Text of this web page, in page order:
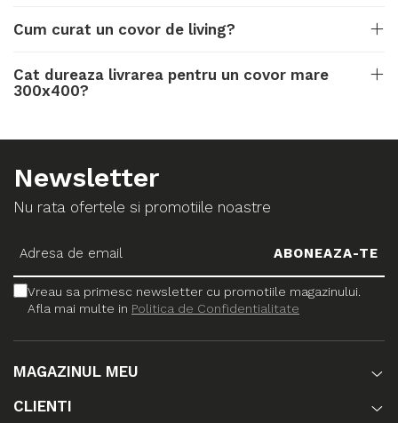
Cum curat un covor de living?
Cat dureaza livrarea pentru un covor mare
300x400?
Newsletter
Nu rata ofertele si promotiile noastre
Vreau sa primesc newsletter cu promotiile magazinului.
Afla mai multe in Politica de Confidentialitate
MAGAZINUL MEU
CLIENTI